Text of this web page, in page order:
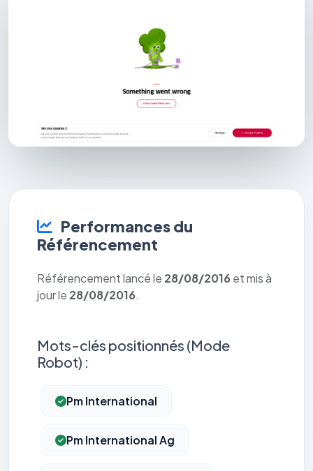
Performances du
Référencement
Référencement lancé le 28/08/2016 et mis à
jour le 28/08/2016.
Mots-clés positionnés (Mode
Robot) :
Pm International
Pm International Ag